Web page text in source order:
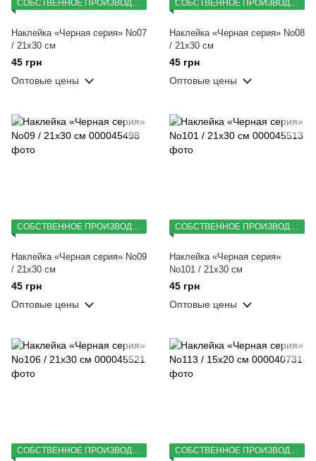
Наклейка «Черная серия» No07
/ 21х30 см
45 грн
Оптовые цены
Наклейка «Черная серия» No08
/ 21х30 см
45 грн
Оптовые цены
Наклейка «Черная серия» No09
/ 21х30 см
45 грн
Оптовые цены
Наклейка «Черная серия»
No101 / 21х30 см
45 грн
Оптовые цены